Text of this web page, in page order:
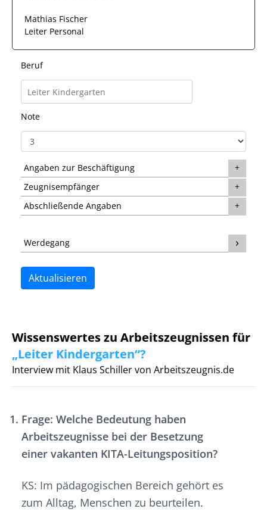
Mathias Fischer
Leiter Personal
Beruf
Note
Angaben zur Beschäftigung
Zeugnisempfänger
Abschließende Angaben
Werdegang
Aktualisieren
Wissenswertes zu Arbeitszeugnissen für
„Leiter Kindergarten“?
Interview mit Klaus Schiller von Arbeitszeugnis.de
Frage: Welche Bedeutung haben
Arbeitszeugnisse bei der Besetzung
einer vakanten KITA-Leitungsposition?
KS: Im pädagogischen Bereich gehört es
zum Alltag, Menschen zu beurteilen.